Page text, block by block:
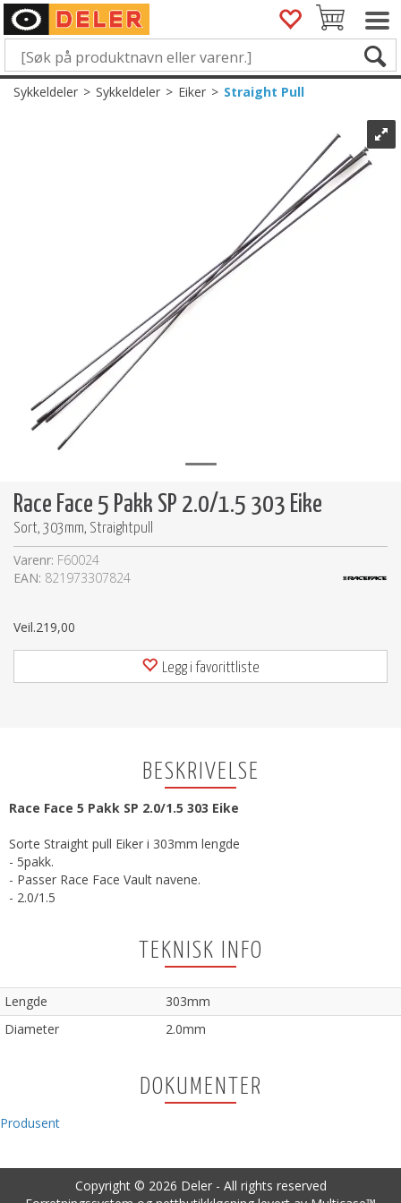
Sykkeldeler>Sykkeldeler>Eiker>Straight Pull
Race Face 5 Pakk SP 2.0/1.5 303 Eike
Sort, 303mm, Straightpull
Varenr: F60024
EAN: 821973307824
Veil.219,00
Legg i favorittliste
BESKRIVELSE
Race Face 5 Pakk SP 2.0/1.5 303 Eike
Sorte Straight pull Eiker i 303mm lengde
- 5pakk.
- Passer Race Face Vault navene.
- 2.0/1.5
TEKNISK INFO
Lengde
303mm
Diameter
2.0mm
DOKUMENTER
Produsent
Copyright © 2026 Deler - All rights reserved